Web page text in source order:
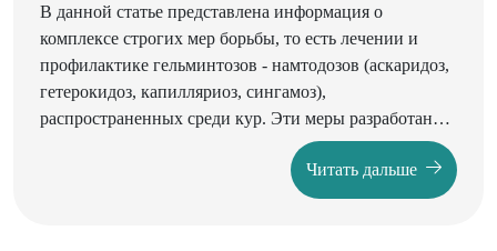
В данной статье представлена ​​информация о
комплексе строгих мер борьбы, то есть лечении и
профилактике гельминтозов - намтодозов (аскаридоз,
гетерокидоз, капилляриоз, сингамоз),
распространенных среди кур. Эти меры разработаны
на основе результатов научных исследований и
служат программой для ветеринарных специалистов.
Читать дальше